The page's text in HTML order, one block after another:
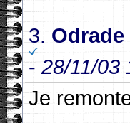
3. Odrade
-28/11/03
Je